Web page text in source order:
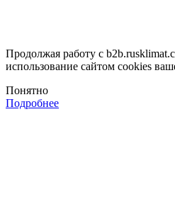
Продолжая работу с
использование сайтом cookies
Понятно
Подробнее